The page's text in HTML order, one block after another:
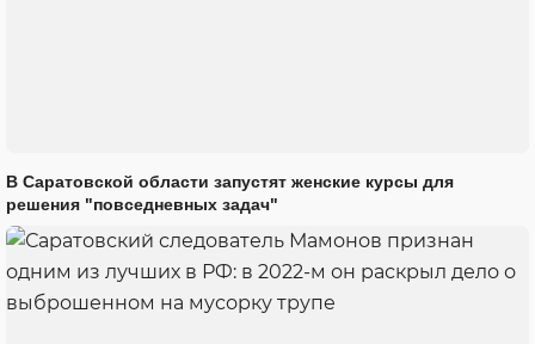
В Саратовской области запустят женские курсы для
решения "повседневных задач"